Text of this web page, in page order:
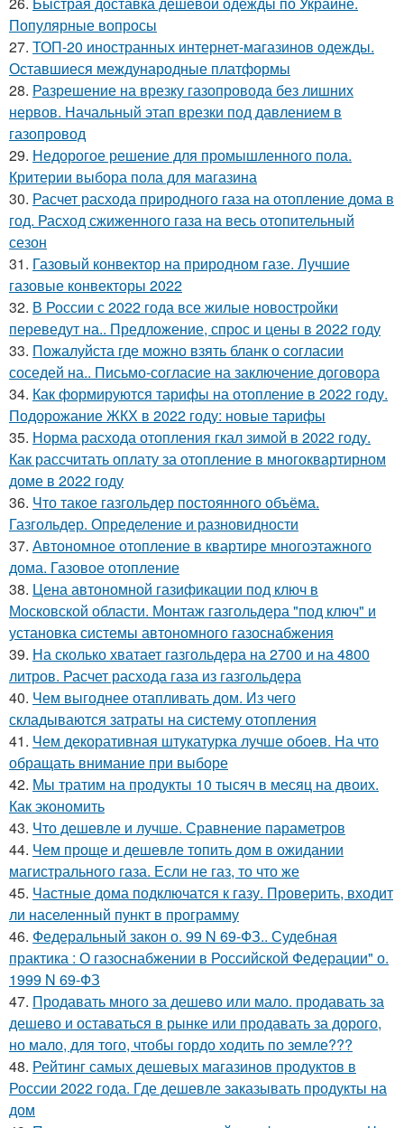
Популярные вопросы
27. ТОП-20 иностранных интернет-магазинов одежды.
Оставшиеся международные платформы
28. Разрешение на врезку газопровода без лишних
нервов. Начальный этап врезки под давлением в
газопровод
29. Недорогое решение для промышленного пола.
Критерии выбора пола для магазина
30. Расчет расхода природного газа на отопление дома в
год. Расход сжиженного газа на весь отопительный
сезон
31. Газовый конвектор на природном газе. Лучшие
газовые конвекторы 2022
32. В России с 2022 года все жилые новостройки
переведут на.. Предложение, спрос и цены в 2022 году
33. Пожалуйста где можно взять бланк о согласии
соседей на.. Письмо-согласие на заключение договора
34. Как формируются тарифы на отопление в 2022 году.
Подорожание ЖКХ в 2022 году: новые тарифы
35. Норма расхода отопления гкал зимой в 2022 году.
Как рассчитать оплату за отопление в многоквартирном
доме в 2022 году
36. Что такое газгольдер постоянного объёма.
Газгольдер. Определение и разновидности
37. Автономное отопление в квартире многоэтажного
дома. Газовое отопление
38. Цена автономной газификации под ключ в
Московской области. Монтаж газгольдера "под ключ" и
установка системы автономного газоснабжения
39. На сколько хватает газгольдера на 2700 и на 4800
литров. Расчет расхода газа из газгольдера
40. Чем выгоднее отапливать дом. Из чего
складываются затраты на систему отопления
41. Чем декоративная штукатурка лучше обоев. На что
обращать внимание при выборе
42. Мы тратим на продукты 10 тысяч в месяц на двоих.
Как экономить
43. Что дешевле и лучше. Сравнение параметров
44. Чем проще и дешевле топить дом в ожидании
магистрального газа. Если не газ, то что же
45. Частные дома подключатся к газу. Проверить, входит
ли населенный пункт в программу
46. Федеральный закон о. 99 N 69-ФЗ.. Судебная
практика : О газоснабжении в Российской Федерации" о.
1999 N 69-ФЗ
47. Продавать много за дешево или мало. продавать за
дешево и оставаться в рынке или продавать за дорого,
но мало, для того, чтобы гордо ходить по земле???
48. Рейтинг самых дешевых магазинов продуктов в
России 2022 года. Где дешевле заказывать продукты на
дом